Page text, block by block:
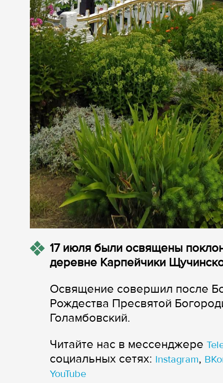
17 июля были освящены
деревне Карпейчики
Освящение совершил после
Рождества Пресвятой
Голамбовский.
Читайте нас в мессенджере
cоциальных сетях: Instagram,
YouTube